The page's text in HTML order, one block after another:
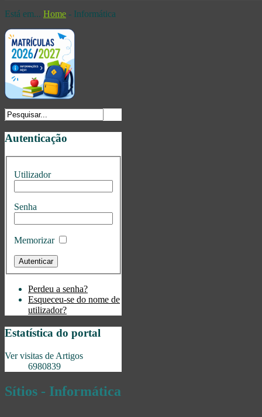
Está em... Home - Informática
Autenticação
Utilizador
Senha
Memorizar
Perdeu a senha?
Esqueceu-se do nome de
utilizador?
Estatística do portal
Ver visitas de Artigos
6980839
Sítios - Informática